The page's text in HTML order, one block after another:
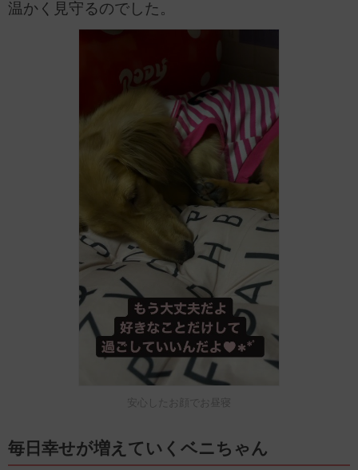
温かく見守るのでした。
安心したお顔でお昼寝
毎日幸せが増えていくベニちゃん